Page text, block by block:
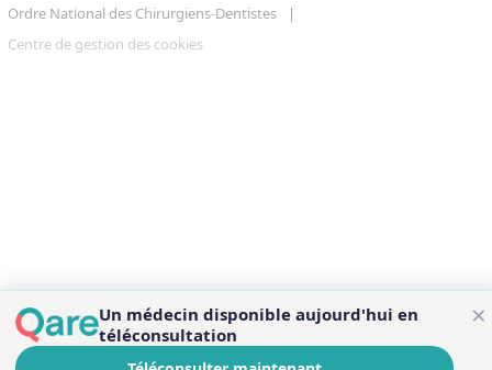
Un médecin disponible aujourd'hui en
téléconsultation
×
Ordre National des Chirurgiens-Dentistes
Centre de gestion des cookies